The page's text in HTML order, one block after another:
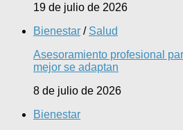
19 de julio de 2026
Bienestar / Salud
Asesoramiento profesional
mejor se adaptan
8 de julio de 2026
Bienestar